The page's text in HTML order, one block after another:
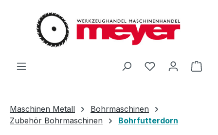
Zum Hauptinhalt springen
Du hast 0
Maschinen Metall
Bohrmaschinen
Zubehör Bohrmaschinen
Bohrfutterdorn